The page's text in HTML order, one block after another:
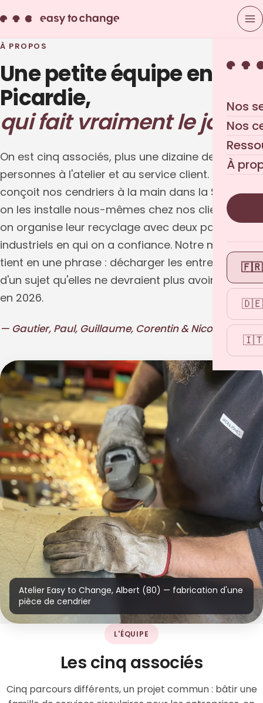
Nos
Nos
À
🇫🇷
🇩🇪
À PROPOS
Une petite équipe en
Picardie,
qui fait vraiment le job.
On est cinq associés, plus une dizaine de
personnes à l'atelier et au service client. On
conçoit nos cendriers à la main dans la Somme,
on les installe nous-mêmes chez nos clients, et
on organise leur recyclage avec deux partenaires
industriels en qui on a confiance. Notre métier
tient en une phrase : décharger les entreprises
d'un sujet qu'elles ne devraient plus avoir à gérer
en 2026.
— Gautier, Paul, Guillaume, Corentin & Nicolas
Atelier Easy to Change, Albert (80) — fabrication d'une
pièce de cendrier
L'ÉQUIPE
Les cinq associés
Cinq parcours différents, un projet commun : bâtir une